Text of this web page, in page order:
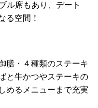
ル席もあり、デート
る空間！
膳・４種類のステーキ
と牛かつやステーキの
めるメニューまで充実